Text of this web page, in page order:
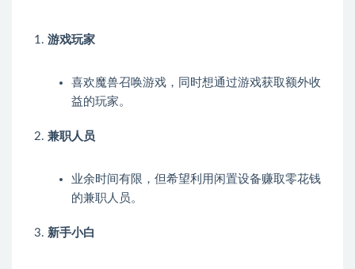
游戏玩家
喜欢魔兽召唤游戏，同时想通过游戏获取额外收
益的玩家。
兼职人员
业余时间有限，但希望利用闲置设备赚取零花钱
的兼职人员。
新手小白